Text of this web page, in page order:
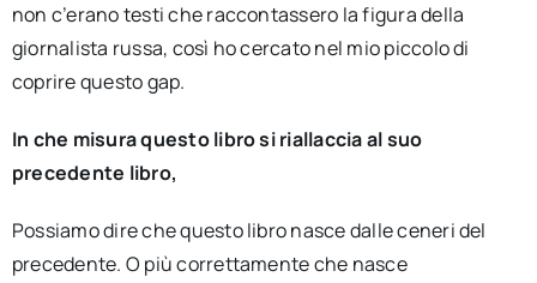
non c’erano testi che raccontassero la figura della
giornalista russa, così ho cercato nel mio piccolo di
coprire questo gap.
In che misura questo libro si riallaccia al suo
precedente libro,
Possiamo dire che questo libro nasce dalle ceneri del
precedente. O più correttamente che nasce